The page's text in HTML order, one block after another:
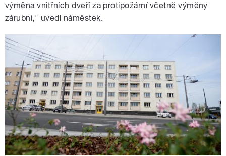
výměna vnitřních dveří za protipožární včetně výměny
zárubní," uvedl náměstek.